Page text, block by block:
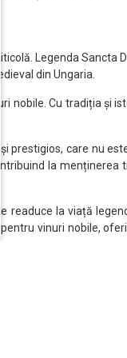
Legenda Sancta
din Ungaria.
nobile. Cu tradiția și
prestigios, care nu
la menținerea
readuce la viață
vinuri nobile,